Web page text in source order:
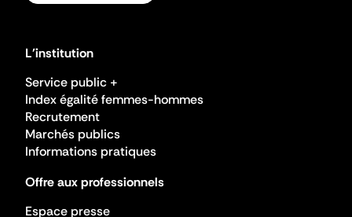
L'institution
Service public +
Index égalité femmes-hommes
Recrutement
Marchés publics
Informations pratiques
Offre aux professionnels
Espace presse